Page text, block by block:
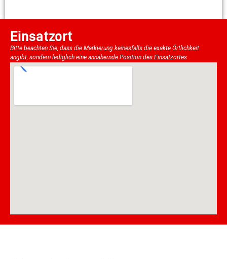
Einsatzort
Bitte beachten Sie, dass die Markierung keinesfalls die exakte Örtlichkeit
angibt, sondern lediglich eine annähernde Position des Einsatzortes